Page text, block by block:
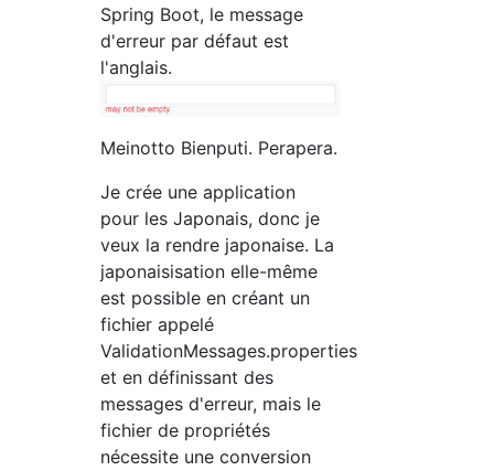
Spring Boot, le message
d'erreur par défaut est
l'anglais.
Meinotto Bienputi. Perapera.
Je crée une application
pour les Japonais, donc je
veux la rendre japonaise. La
japonaisisation elle-même
est possible en créant un
fichier appelé
ValidationMessages.properties
et en définissant des
messages d'erreur, mais le
fichier de propriétés
nécessite une conversion